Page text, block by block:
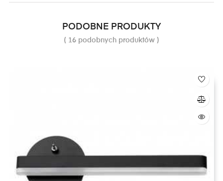
PODOBNE PRODUKTY
( 16 podobnych produktów )